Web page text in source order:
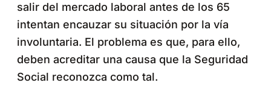
salir del mercado laboral antes de los 65
intentan encauzar su situación por la vía
involuntaria. El problema es que, para ello,
deben acreditar una causa que la Seguridad
Social reconozca como tal.